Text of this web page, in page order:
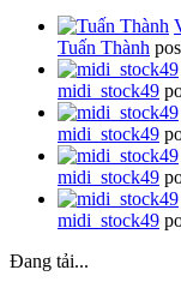
Tuấn Thành
midi_stock49
midi_stock49
midi_stock49
midi_stock49
Đang tải...